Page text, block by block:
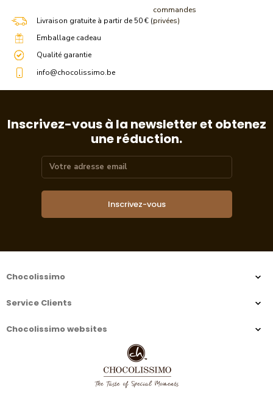
Livraison gratuite à partir de 50 € (
commandes
privées)
Emballage cadeau
Qualité garantie
info@chocolissimo.be
Inscrivez-vous à la newsletter et obtenez
une réduction.
Inscrivez-vous
Chocolissimo
Service Clients
Chocolissimo websites